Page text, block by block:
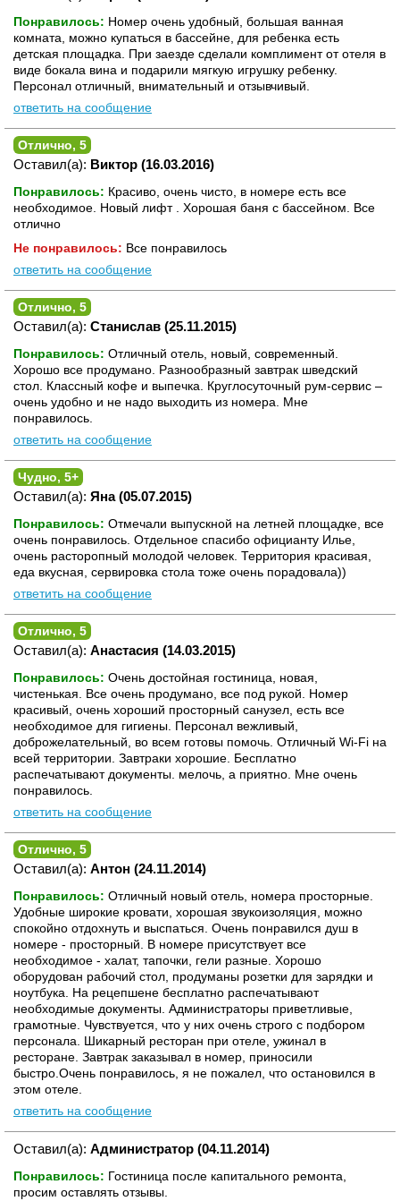
Понравилось: Номер очень удобный, большая ванная
комната, можно купаться в бассейне, для ребенка есть
детская площадка. При заезде сделали комплимент от отеля в
виде бокала вина и подарили мягкую игрушку ребенку.
Персонал отличный, внимательный и отзывчивый.
ответить на сообщение
Отлично, 5
Оставил(а): Виктор (16.03.2016)
Понравилось: Красиво, очень чисто, в номере есть все
необходимое. Новый лифт . Хорошая баня с бассейном. Все
отлично
Не понравилось: Все понравилось
ответить на сообщение
Отлично, 5
Оставил(а): Станислав (25.11.2015)
Понравилось: Отличный отель, новый, современный.
Хорошо все продумано. Разнообразный завтрак шведский
стол. Классный кофе и выпечка. Круглосуточный рум-сервис –
очень удобно и не надо выходить из номера. Мне
понравилось.
ответить на сообщение
Чудно, 5+
Оставил(а): Яна (05.07.2015)
Понравилось: Отмечали выпускной на летней площадке, все
очень понравилось. Отдельное спасибо официанту Илье,
очень расторопный молодой человек. Территория красивая,
еда вкусная, сервировка стола тоже очень порадовала))
ответить на сообщение
Отлично, 5
Оставил(а): Анастасия (14.03.2015)
Понравилось: Очень достойная гостиница, новая,
чистенькая. Все очень продумано, все под рукой. Номер
красивый, очень хороший просторный санузел, есть все
необходимое для гигиены. Персонал вежливый,
доброжелательный, во всем готовы помочь. Отличный Wi-Fi на
всей территории. Завтраки хорошие. Бесплатно
распечатывают документы. мелочь, а приятно. Мне очень
понравилось.
ответить на сообщение
Отлично, 5
Оставил(а): Антон (24.11.2014)
Понравилось: Отличный новый отель, номера просторные.
Удобные широкие кровати, хорошая звукоизоляция, можно
спокойно отдохнуть и выспаться. Очень понравился душ в
номере - просторный. В номере присутствует все
необходимое - халат, тапочки, гели разные. Хорошо
оборудован рабочий стол, продуманы розетки для зарядки и
ноутбука. На рецепшене бесплатно распечатывают
необходимые документы. Администраторы приветливые,
грамотные. Чувствуется, что у них очень строго с подбором
персонала. Шикарный ресторан при отеле, ужинал в
ресторане. Завтрак заказывал в номер, приносили
быстро.Очень понравилось, я не пожалел, что остановился в
этом отеле.
ответить на сообщение
Оставил(а): Администратор (04.11.2014)
Понравилось: Гостиница после капитального ремонта,
просим оставлять отзывы.